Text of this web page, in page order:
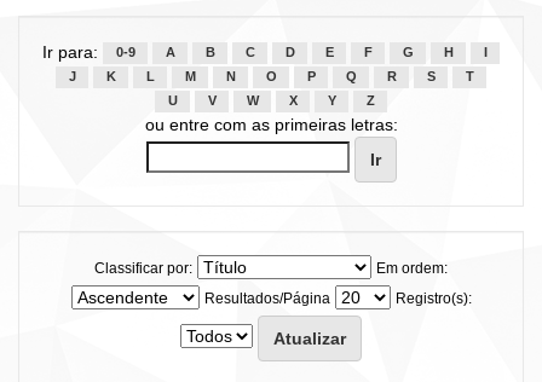
Ir para: 0-9 A B C D E F G H
J
K L M N O P Q R S
T
U
V W X Y Z
ou entre com as primeiras letras:
Classificar por:
Em ordem:
Resultados/Página
Registro(s):